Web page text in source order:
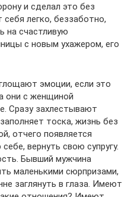
и сделал это без
легко, беззаботно,
на счастливую
с новым ухажером, его
эмоции, если это
они с женщиной
Сразу захлестывают
тоска, жизнь без
отчего появляется
вернуть свою супругу.
Бывший мужчина
маленькими сюрпризами,
заглянуть в глаза. Имеют